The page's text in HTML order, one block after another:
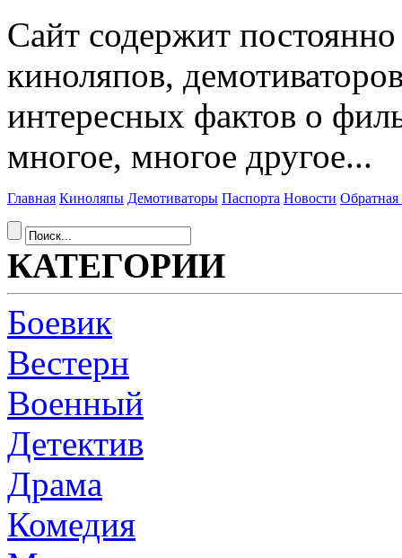
Сайт содержит
киноляпов,
интересных фактов о
многое, многое другое...
Главная Киноляпы Демотиваторы Паспорта Новости Обратная
КАТЕГОРИИ
Боевик
Вестерн
Военный
Детектив
Драма
Комедия